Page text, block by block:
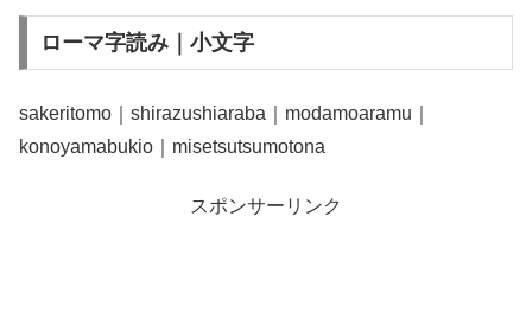
ローマ字読み｜小文字
sakeritomo｜shirazushiaraba｜modamoaramu｜
konoyamabukio｜misetsutsumotona
スポンサーリンク